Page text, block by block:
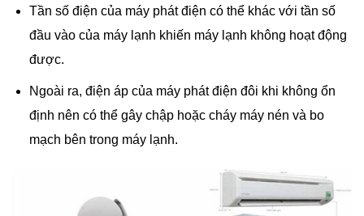
Tần số điện của máy phát điện có thể khác với tần số
đầu vào của máy lạnh khiến máy lạnh không hoạt động
được.
Ngoài ra, điện áp của máy phát điện đôi khi không ổn
định nên có thể gây chập hoặc cháy máy nén và bo
mạch bên trong máy lạnh.